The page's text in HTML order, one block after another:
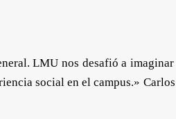
LMU nos desafió a
social en el campus.»